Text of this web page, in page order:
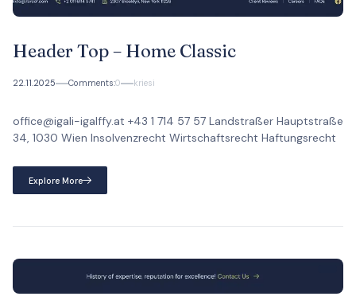
Header Top – Home Classic
22.11.2025 0
Comments: kriesi
office@igali-igalffy.at +43 1 714 57 57 Landstraßer Hauptstraße
34, 1030 Wien Insolvenzrecht Wirtschaftsrecht Haftungsrecht
Explore More